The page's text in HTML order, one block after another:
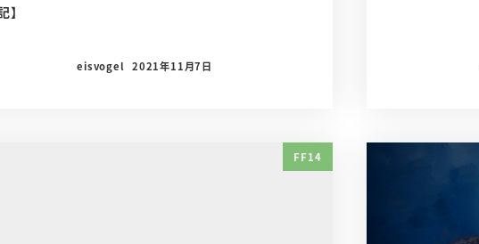
】
eisvogel 2021年11月7日
FF14